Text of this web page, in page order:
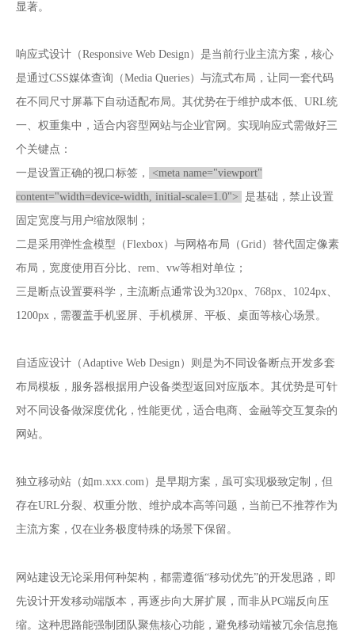
显著。
响应式设计（Responsive Web Design）是当前行业主流方案，核心
是通过CSS媒体查询（Media Queries）与流式布局，让同一套代码
在不同尺寸屏幕下自动适配布局。其优势在于维护成本低、URL统
一、权重集中，适合内容型网站与企业官网。实现响应式需做好三
个关键点：
一是设置正确的视口标签，
<meta name="viewport"
content="width=device-width, initial-scale=1.0"> 是基础，禁止设置
固定宽度与用户缩放限制；
二是采用弹性盒模型（Flexbox）与网格布局（Grid）替代固定像素
布局，宽度使用百分比、rem、vw等相对单位；
三是断点设置要科学，主流断点通常设为320px、768px、1024px、
1200px，需覆盖手机竖屏、手机横屏、平板、桌面等核心场景。
自适应设计（Adaptive Web Design）则是为不同设备断点开发多套
布局模板，服务器根据用户设备类型返回对应版本。其优势是可针
对不同设备做深度优化，性能更优，适合电商、金融等交互复杂的
网站。
独立移动站（如m.xxx.com）是早期方案，虽可实现极致定制，但
存在URL分裂、权重分散、维护成本高等问题，当前已不推荐作为
主流方案，仅在业务极度特殊的场景下保留。
网站建设无论采用何种架构，都需遵循“移动优先”的开发思路，即
先设计开发移动端版本，再逐步向大屏扩展，而非从PC端反向压
缩。这种思路能强制团队聚焦核心功能，避免移动端被冗余信息拖